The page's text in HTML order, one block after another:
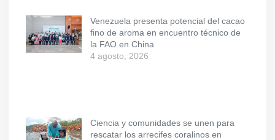
Venezuela presenta potencial del cacao
fino de aroma en encuentro técnico de
la FAO en China
4 agosto, 2026
Ciencia y comunidades se unen para
rescatar los arrecifes coralinos en